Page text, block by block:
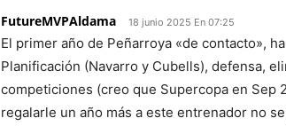
FutureMVPAldama 18 junio 2025 En 07:25
El primer año de Peñarroya «de contacto»,
Planificación (Navarro y Cubells), defensa,
competiciones (creo que Supercopa en Sep
regalarle un año más a este entrenador no